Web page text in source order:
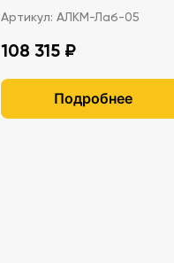
Артикул: АЛКМ-Лаб-05
108 315 ₽
Подробнее